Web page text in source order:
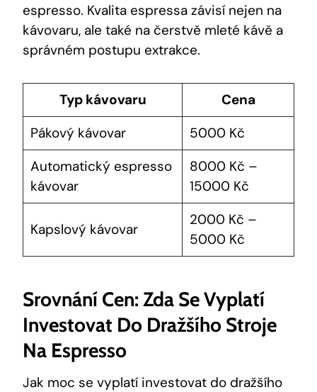
espresso. Kvalita espressa závisí nejen na
kávovaru, ale také na čerstvě mleté kávě a
správném postupu extrakce.
Typ kávovaru
Cena
Pákový kávovar
5000 Kč
Automatický espresso
kávovar
8000 Kč –
15000 Kč
Kapslový kávovar
2000 Kč –
5000 Kč
Srovnání Cen: Zda Se Vyplatí
Investovat Do Dražšího Stroje
Na Espresso
Jak moc se vyplatí investovat do dražšího